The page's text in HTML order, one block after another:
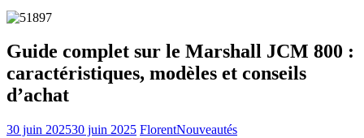
Guide complet sur le Marshall JCM 800 :
caractéristiques, modèles et conseils
d’achat
30 juin 202530 juin 2025 FlorentNouveautés